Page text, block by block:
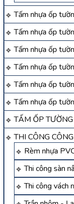
Tấm nhựa ốp
Tấm nhựa ốp
Tấm nhựa ốp
Tấm nhựa ốp
Tấm nhựa ốp
Tấm nhựa ốp
TẤM ỐP
THI CÔNG
Rèm nhựa
Thi công sàn
Thi công vách